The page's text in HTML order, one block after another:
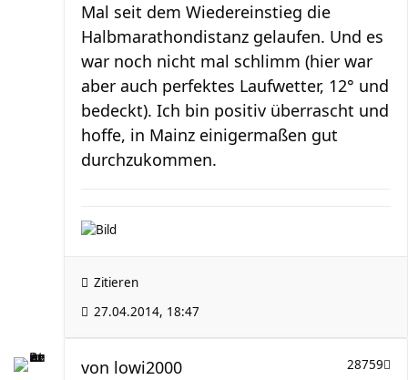
Mal seit dem Wiedereinstieg die
Halbmarathondistanz gelaufen. Und es
war noch nicht mal schlimm (hier war
aber auch perfektes Laufwetter, 12° und
bedeckt). Ich bin positiv überrascht und
hoffe, in Mainz einigermaßen gut
durchzukommen.
Zitieren
27.04.2014, 18:47
28759
von lowi2000